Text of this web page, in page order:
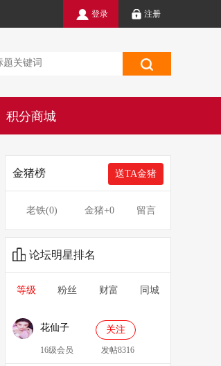
登录 注册
积分商城
金猪榜 送TA金猪
老铁(0) 金猪+0 留言
论坛明星排名
等级 粉丝 财富 同城
花仙子 关注
16级会员 发帖8316